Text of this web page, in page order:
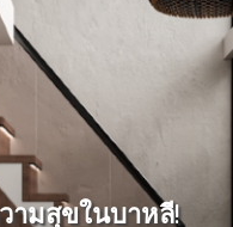
ามสุขในบาหลี!